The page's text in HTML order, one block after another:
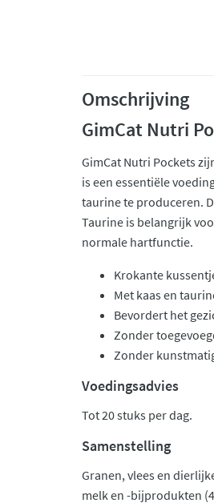
Omschrijving
GimCat Nutri
GimCat Nutri Pockets
is een essentiële
taurine te produceren.
Taurine is belangrijk
normale hartfunctie.
Krokante
Met kaas en
Bevordert het
Zonder
Zonder
Voedingsadvies
Tot 20 stuks per dag.
Samenstelling
Granen, vlees en
melk en -bijprodukten